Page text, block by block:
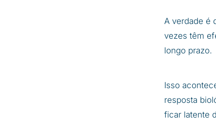
A verdade é
vezes têm
longo prazo.
Isso
resposta
ficar latente